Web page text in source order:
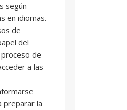
según
en idiomas.
de
del
de
a las
preparar la